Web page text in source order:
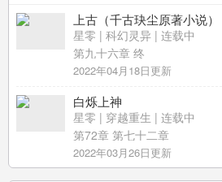
上古（千古玦尘原著小说）
星零 | 科幻灵异 | 连载中
第九十六章 终
2022年04月18日更新
白烁上神
星零 | 穿越重生 | 连载中
第72章 第七十二章
2022年03月26日更新